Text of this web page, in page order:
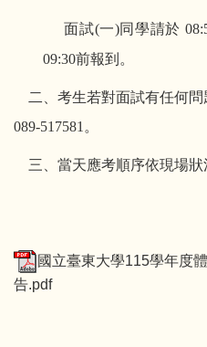
面試(一)同學請於
09:30前報到。
二、考生若對面試有任何
089-517581。
三、當天應考順序依現場狀
國立臺東大學115學年度
告.pdf